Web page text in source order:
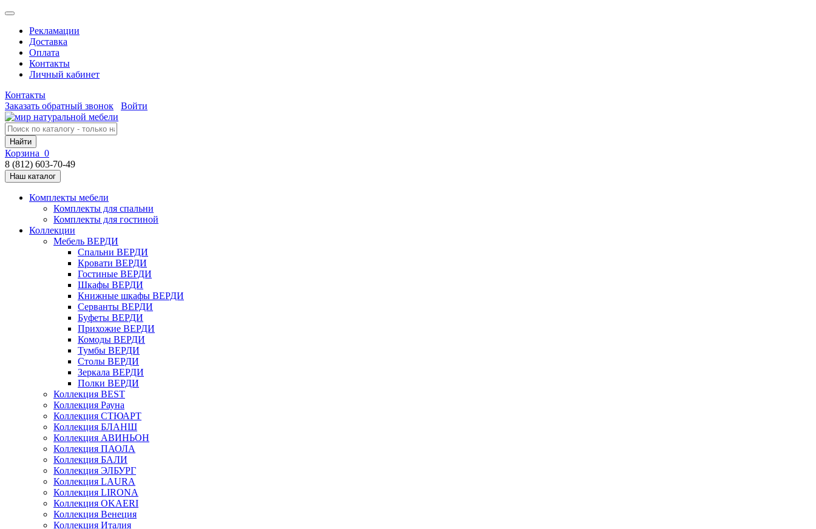
Рекламации
Доставка
Оплата
Контакты
Личный кабинет
Контакты
Заказать обратный звонок
Войти
Найти
Корзина 0
8 (812) 603-70-49
Наш каталог
Комплекты мебели
Комплекты для спальни
Комплекты для гостиной
Коллекции
Мебель ВЕРДИ
Спальни ВЕРДИ
Кровати ВЕРДИ
Гостиные ВЕРДИ
Шкафы ВЕРДИ
Книжные шкафы ВЕРДИ
Серванты ВЕРДИ
Буфеты ВЕРДИ
Прихожие ВЕРДИ
Комоды ВЕРДИ
Тумбы ВЕРДИ
Столы ВЕРДИ
Зеркала ВЕРДИ
Полки ВЕРДИ
Коллекция BEST
Коллекция Рауна
Коллекция СТЮАРТ
Коллекция БЛАНШ
Коллекция АВИНЬОН
Коллекция ПАОЛА
Коллекция БАЛИ
Коллекция ЭЛБУРГ
Коллекция LAURA
Коллекция LIRONA
Коллекция OKAERI
Коллекция Венеция
Коллекция Италия